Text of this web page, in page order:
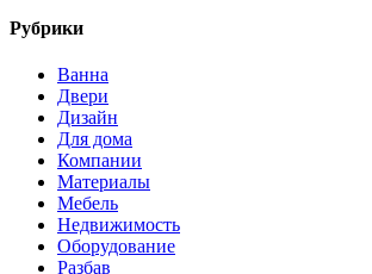
Рубрики
Ванна
Двери
Дизайн
Для дома
Компании
Материалы
Мебель
Недвижимость
Оборудование
Разбав